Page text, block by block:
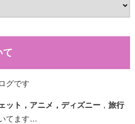
て
グです
ット，アニメ，ディズニー ， 旅行
てます…